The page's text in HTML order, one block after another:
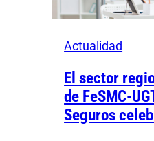
Actualidad
El sector
de FeSMC-
Seguros